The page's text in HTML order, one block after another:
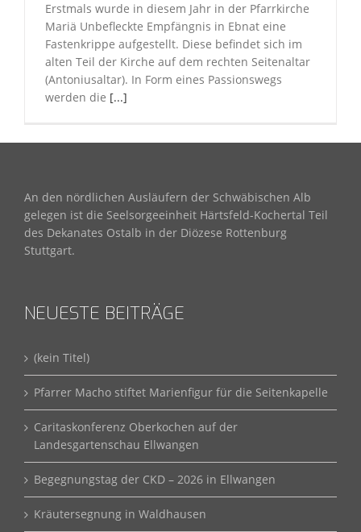
Erstmals wurde in diesem Jahr in der Pfarrkirche
Mariä Unbefleckte Empfängnis in Ebnat eine
Fastenkrippe aufgestellt. Diese befindet sich im
alten Teil der Kirche auf dem rechten Seitenaltar
(Antoniusaltar). In Form eines Passionswegs
werden die [...]
An den nördlichen Ausläufern der Schwäbischen Alb
gelegen ist die Seelsorgeeinheit Härtsfeld-Kochertal Teil
des Dekanates Ostalb in der Diözese Rottenburg
Stuttgart.
NEUESTE BEITRÄGE
(kein Titel)
Pfarrer Macho stiftet Marienfigur für die Seitenkapelle
Caritaskonferenz Oberkochen auf der
Landesgartenschau Ellwangen
Begegnungstag der CKD – 2026 in Ellwangen
Kräutersegnung in Waldhausen